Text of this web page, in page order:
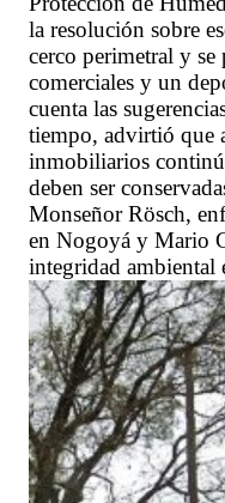
la resolución sobre
cerco perimetral y
comerciales y un
cuenta las
tiempo, advirtió que
inmobiliarios
deben ser
Monseñor Rösch,
en Nogoyá y Mario
integridad ambiental